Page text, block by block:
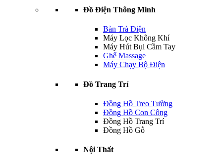
Đồ Điện Thông Minh
Bàn Trà Điện
Máy Lọc Không Khí
Máy Hút Bụi Cầm Tay
Ghế Massage
Máy Chạy Bộ Điện
Đồ Trang Trí
Đồng Hồ Treo Tường
Đồng Hồ Con Công
Đồng Hồ Trang Trí
Đồng Hồ Gỗ
Nội Thất